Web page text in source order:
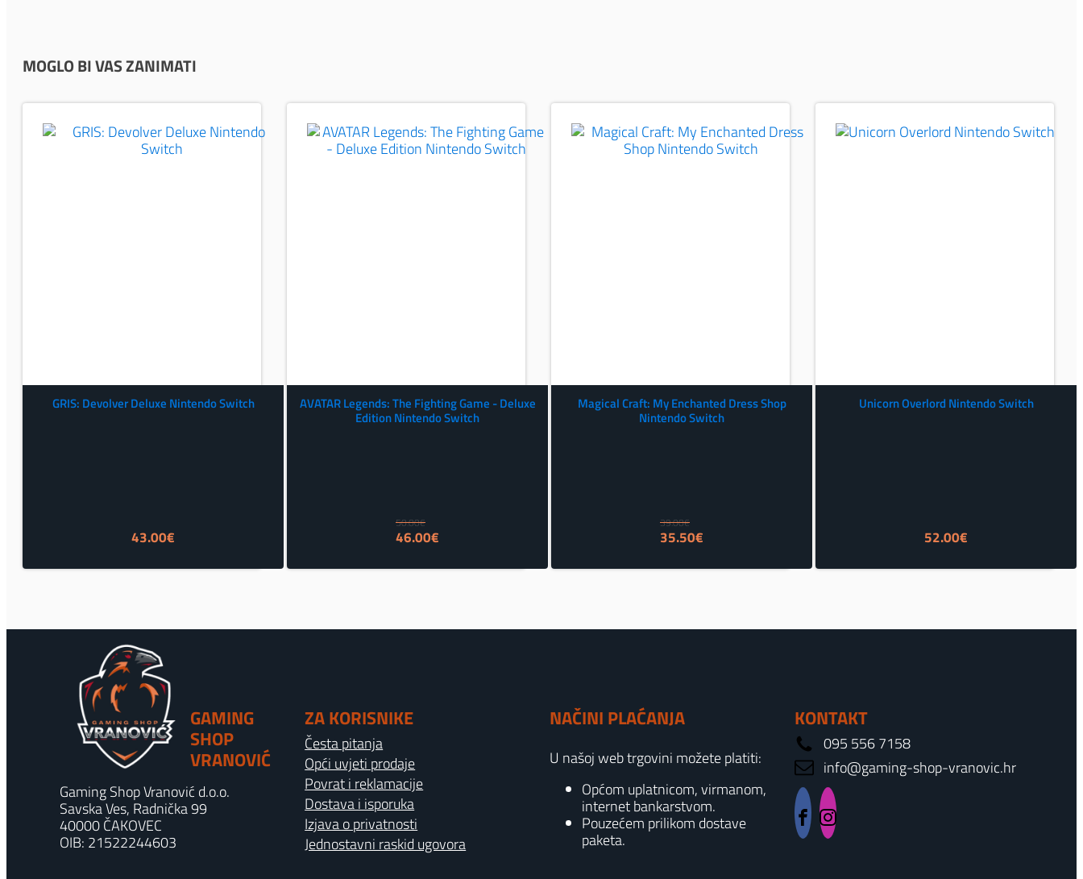
MOGLO BI VAS ZANIMATI
GRIS: Devolver Deluxe Nintendo Switch
43.00€
AVATAR Legends: The Fighting Game - Deluxe
Edition Nintendo Switch
50.00€
Izvorna
bila
46.00€
je:
Magical Craft: My Enchanted Dress Shop
Nintendo Switch
39.00€
Izvorna
bila
35.50€
je:
Unicorn Overlord Nintendo Switch
52.00€
GAMING
SHOP
VRANOVIĆ
Gaming Shop Vranović d.o.o.
Savska Ves, Radnička 99
40000 ČAKOVEC
OIB: 21522244603
ZA KORISNIKE
Česta pitanja
Opći uvjeti prodaje
Povrat i reklamacije
Dostava i isporuka
Izjava o privatnosti
Jednostavni raskid ugovora
NAČINI PLAĆANJA
U našoj web trgovini možete platiti:
Općom uplatnicom, virmanom,
internet bankarstvom.
Pouzećem prilikom dostave
paketa.
KONTAKT
095 556 7158
info@gaming-shop-vranovic.hr